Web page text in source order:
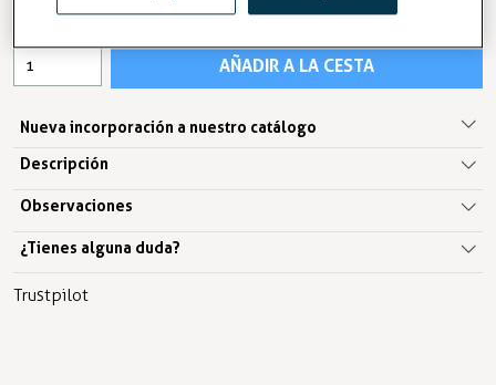
IVA excl. 109,99€
AÑADIR A LA CESTA
Nueva incorporación a nuestro catálogo
Descripción
Observaciones
¿Tienes alguna duda?
Trustpilot